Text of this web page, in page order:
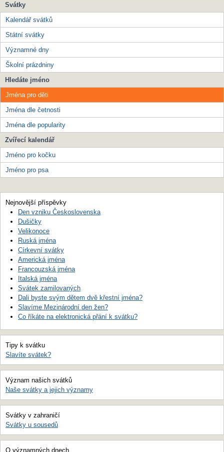
Svátky
Kalendář svátků
Státní svátky
Významné dny
Školní prázdniny
Hledáte jméno
Jména pro děti
Jména dle četnosti
Jména dle popularity
Zvířecí kalendář
Jméno pro kočku
Jméno pro psa
Nejnovější příspěvky
Den vzniku Československa
Dušičky
Velikonoce
Ruská jména
Církevní svátky
Americká jména
Francouzská jména
Italská jména
Svátek zamilovaných
Dali byste svým dětem dvě křestní jména?
Slavíme Mezinárodní den žen?
Co říkáte na elektronická přání k svátku?
Tipy k svátku
Slavíte svátek?
Význam našich svátků
Naše svátky a jejich významy
Svátky v zahraničí
Svátky u sousedů
O významných dnech